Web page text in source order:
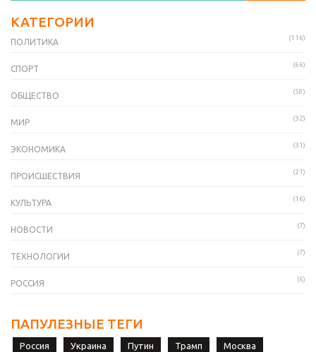
КАТЕГОРИИ
ПОЛИТИКА (116)
СПОРТ (66)
ОБЩЕСТВО (58)
МИР (32)
ЭКОНОМИКА (31)
ПРОИСШЕСТВИЯ (21)
КУЛЬТУРА (16)
НОВОСТИ (7)
ТЕХНОЛОГИИ (7)
РОССИЯ (6)
ПАПУЛЕЗНЫЕ ТЕГИ
Россия Украина Путин Трамп Москва